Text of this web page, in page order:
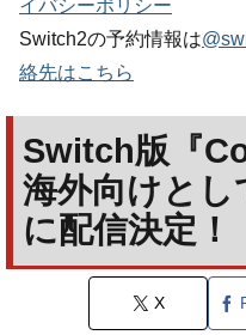
イバシーポリシー
Switch2の予約情報は
絡先はこちら
Switch版『
海外向けとし
に配信決定！
X